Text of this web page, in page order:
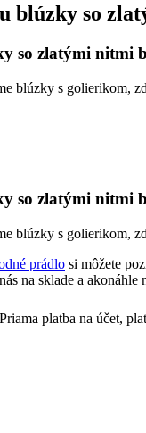
blúzky so
so zlatými nitmi
blúzky s golierikom,
so zlatými nitmi
blúzky s golierikom,
prádlo si môžete
na sklade a
platba na účet,